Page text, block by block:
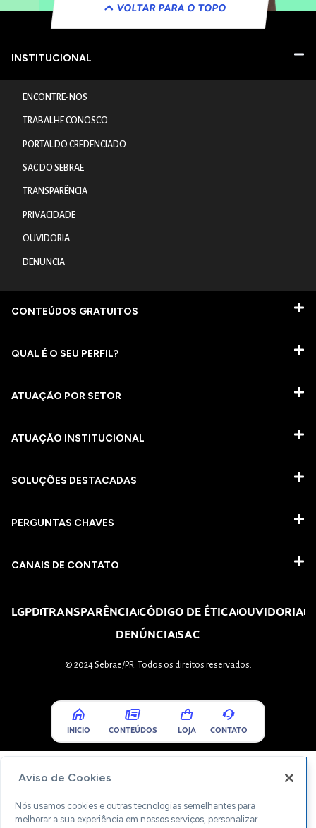
VOLTAR PARA O TOPO
INSTITUCIONAL
ENCONTRE-NOS
TRABALHE CONOSCO
PORTAL DO CREDENCIADO
SAC DO SEBRAE
TRANSPARÊNCIA
PRIVACIDADE
OUVIDORIA
DENUNCIA
CONTEÚDOS GRATUITOS
QUAL É O SEU PERFIL?
ATUAÇÃO POR SETOR
ATUAÇÃO INSTITUCIONAL
SOLUÇÕES DESTACADAS
PERGUNTAS CHAVES​
CANAIS DE CONTATO
LGPDTRANSPARÊNCIACÓDIGO DE ÉTICAOUVIDORIA
DENÚNCIASAC
© 2024 Sebrae/PR. Todos os direitos reservados.
INICIO CONTEÚDOS LOJA CONTATO
Aviso de Cookies
Nós usamos cookies e outras tecnologias semelhantes para
melhorar a sua experiência em nossos serviços, personalizar